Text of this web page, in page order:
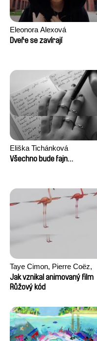
Eleonora Alexová
Dveře se zavírají
Eliška Tichánková
Všechno bude fajn…
Taye Cimon, Pierre Coëz,
Julie Groux, Sandra Leydier,
Manuarii Morel, Romain
Jak vznikal animovaný film
Růžový kód